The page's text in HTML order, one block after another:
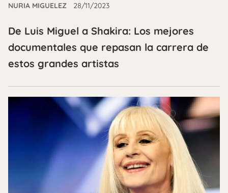
NURIA MIGUELEZ 28/11/2023
De Luis Miguel a Shakira: Los mejores
documentales que repasan la carrera de
estos grandes artistas